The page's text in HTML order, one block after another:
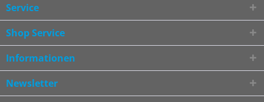
Service
Shop Service
Informationen
Newsletter